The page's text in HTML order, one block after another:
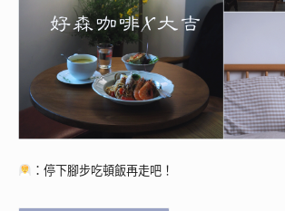
：停下腳步吃頓飯再走吧！